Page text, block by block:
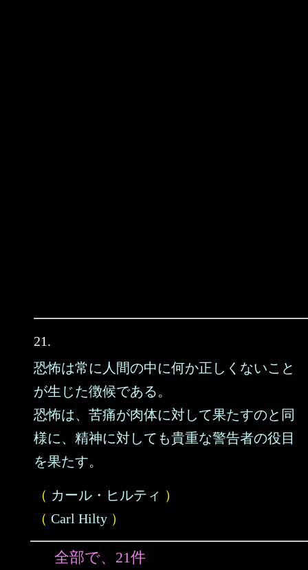
21.
恐怖は常に人間の中に何か正しくないこと
が生じた徴候である。
恐怖は、苦痛が肉体に対して果たすのと同
様に、精神に対しても貴重な警告者の役目
を果たす。
（ カール・ヒルティ ）
（ Carl Hilty ）
全部で、21件